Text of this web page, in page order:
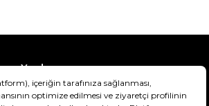
Yardım
Teslimat Bilgisi